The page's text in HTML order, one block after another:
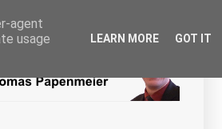
agent
usage
LEARN MORE GOT IT